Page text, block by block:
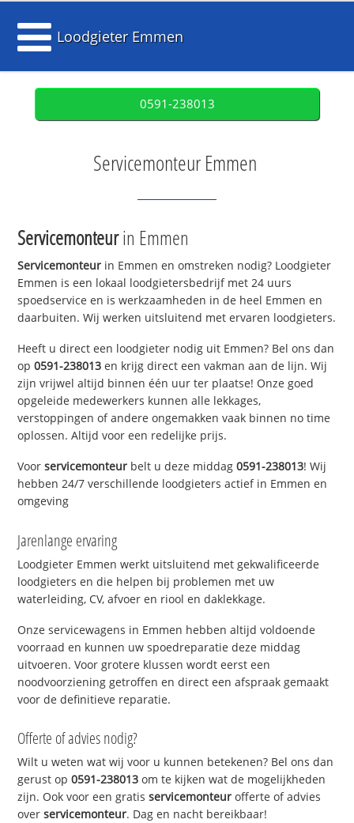
Loodgieter Emmen
0591-238013
Servicemonteur Emmen
Servicemonteurin Emmen
Servicemonteur in Emmen en omstreken nodig? Loodgieter
Emmen is een lokaal loodgietersbedrijf met 24 uurs
spoedservice en is werkzaamheden in de heel Emmen en
daarbuiten. Wij werken uitsluitend met ervaren loodgieters.
Heeft u direct een loodgieter nodig uit Emmen? Bel ons dan
op0591-238013 en krijg direct een vakman aan de lijn. Wij
zijn vrijwel altijd binnen één uur ter plaatse! Onze goed
opgeleide medewerkers kunnen alle lekkages,
verstoppingen of andere ongemakken vaak binnen no time
oplossen. Altijd voor een redelijke prijs.
Voorservicemonteur belt u deze middag0591-238013! Wij
hebben 24/7 verschillende loodgieters actief in Emmen en
omgeving
Jarenlange ervaring
Loodgieter Emmen werkt uitsluitend met gekwalificeerde
loodgieters en die helpen bij problemen met uw
waterleiding, CV, afvoer en riool en daklekkage.
Onze servicewagens in Emmen hebben altijd voldoende
voorraad en kunnen uw spoedreparatie deze middag
uitvoeren. Voor grotere klussen wordt eerst een
noodvoorziening getroffen en direct een afspraak gemaakt
voor de definitieve reparatie.
Offerte of advies nodig?
Wilt u weten wat wij voor u kunnen betekenen? Bel ons dan
gerust op0591-238013 om te kijken wat de mogelijkheden
zijn. Ook voor een gratisservicemonteur offerte of advies
overservicemonteur. Dag en nacht bereikbaar!